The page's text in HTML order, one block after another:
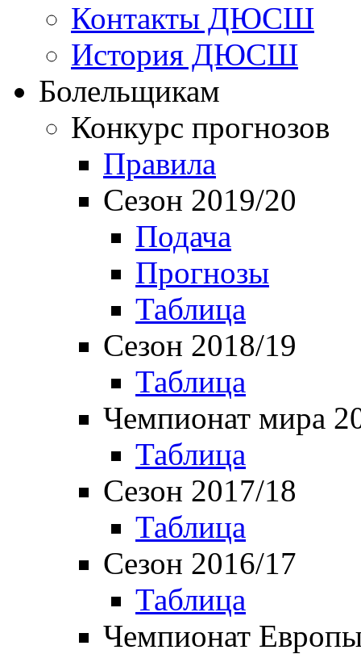
Контакты ДЮСШ
История ДЮСШ
Болельщикам
Конкурс прогнозов
Правила
Сезон 2019/20
Подача
Прогнозы
Таблица
Сезон 2018/19
Таблица
Чемпионат мира
Таблица
Сезон 2017/18
Таблица
Сезон 2016/17
Таблица
Чемпионат